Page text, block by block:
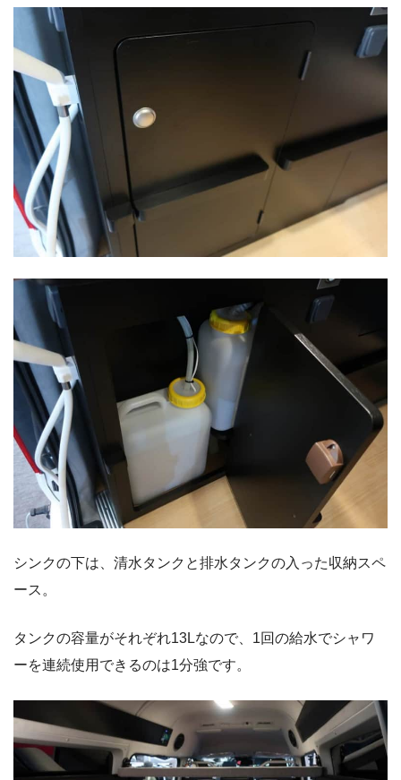
シンクの下は、清水タンクと排水タンクの入った収納スペ
ース。
タンクの容量がそれぞれ13Lなので、1回の給水でシャワ
ーを連続使用できるのは1分強です。